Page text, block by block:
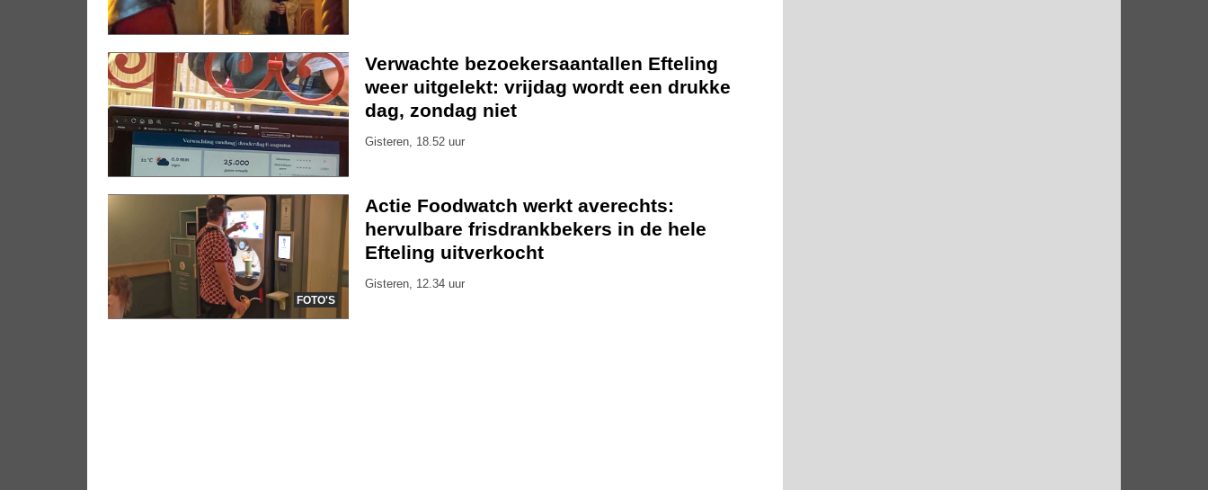
Verwachte bezoekersaantallen Efteling
weer uitgelekt: vrijdag wordt een drukke
dag, zondag niet
Gisteren, 18.52 uur
FOTO'S
Actie Foodwatch werkt averechts:
hervulbare frisdrankbekers in de hele
Efteling uitverkocht
Gisteren, 12.34 uur